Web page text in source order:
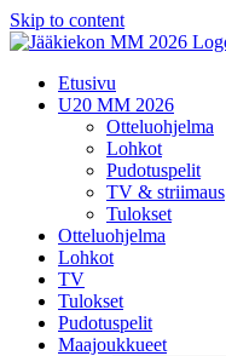
Skip to content
Etusivu
U20 MM 2026
Otteluohjelma
Lohkot
Pudotuspelit
TV & striimaus
Tulokset
Otteluohjelma
Lohkot
TV
Tulokset
Pudotuspelit
Maajoukkueet